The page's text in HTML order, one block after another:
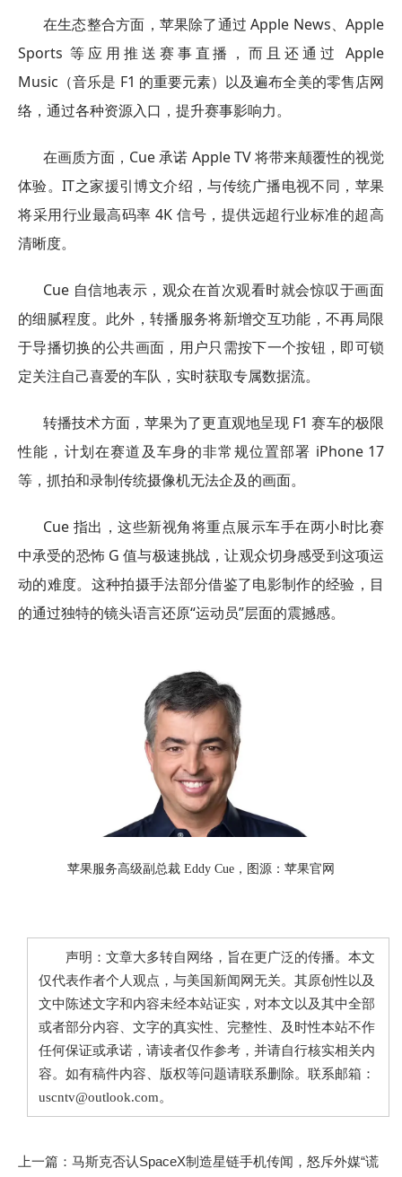
在生态整合方面，苹果除了通过 Apple News、Apple
Sports 等应用推送赛事直播，而且还通过 Apple
Music（音乐是 F1 的重要元素）以及遍布全美的零售店网
络，通过各种资源入口，提升赛事影响力。
在画质方面，Cue 承诺 Apple TV 将带来颠覆性的视觉
体验。IT之家援引博文介绍，与传统广播电视不同，苹果
将采用行业最高码率 4K 信号，提供远超行业标准的超高
清晰度。
Cue 自信地表示，观众在首次观看时就会惊叹于画面
的细腻程度。此外，转播服务将新增交互功能，不再局限
于导播切换的公共画面，用户只需按下一个按钮，即可锁
定关注自己喜爱的车队，实时获取专属数据流。
转播技术方面，苹果为了更直观地呈现 F1 赛车的极限
性能，计划在赛道及车身的非常规位置部署 iPhone 17
等，抓拍和录制传统摄像机无法企及的画面。
Cue 指出，这些新视角将重点展示车手在两小时比赛
中承受的恐怖 G 值与极速挑战，让观众切身感受到这项运
动的难度。这种拍摄手法部分借鉴了电影制作的经验，目
的通过独特的镜头语言还原“运动员”层面的震撼感。
苹果服务高级副总裁 Eddy Cue，图源：苹果官网
声明：文章大多转自网络，旨在更广泛的传播。本文
仅代表作者个人观点，与美国新闻网无关。其原创性以及
文中陈述文字和内容未经本站证实，对本文以及其中全部
或者部分内容、文字的真实性、完整性、及时性本站不作
任何保证或承诺，请读者仅作参考，并请自行核实相关内
容。如有稿件内容、版权等问题请联系删除。联系邮箱：
uscntv@outlook.com。
上一篇： 马斯克否认SpaceX制造星链手机传闻，怒斥外媒“谎